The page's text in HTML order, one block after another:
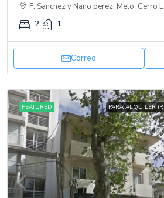
F. Sanchez y Nano perez, Melo, Cerro
2 1
Correo
FEATURED PARA ALQUILER